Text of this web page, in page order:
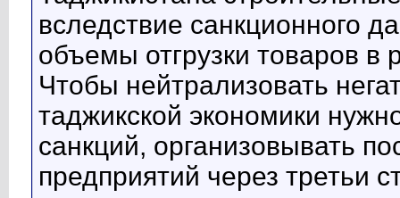
вследствие санкционного
объемы отгрузки товаров в
Чтобы нейтрализовать
таджикской экономики
санкций, организовывать
предприятий через третьи